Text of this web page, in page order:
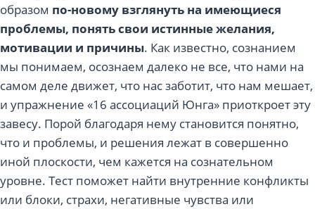
образом по-новому взглянуть на имеющиеся
проблемы, понять свои истинные желания,
мотивации и причины. Как известно, сознанием
мы понимаем, осознаем далеко не все, что нами на
самом деле движет, что нас заботит, что нам мешает,
и упражнение «16 ассоциаций Юнга» приоткроет эту
завесу. Порой благодаря нему становится понятно,
что и проблемы, и решения лежат в совершенно
иной плоскости, чем кажется на сознательном
уровне. Тест поможет найти внутренние конфликты
или блоки, страхи, негативные чувства или